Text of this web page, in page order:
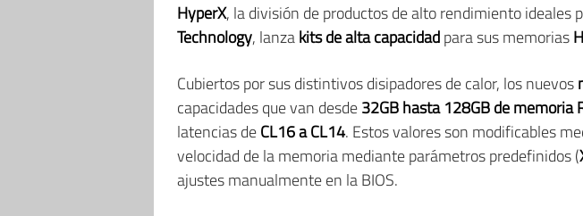
HyperX, la división de productos de alto rendimiento ideales
Technology, lanzakits de alta capacidadpara sus memorias
Cubiertos por sus distintivos disipadores de calor, los nuevos
capacidades que van desde32GB hasta 128GB de memoria
latencias deCL16 a CL14. Estos valores son modificables
velocidad de la memoria mediante parámetros predefinidos (
ajustes manualmente en la BIOS.